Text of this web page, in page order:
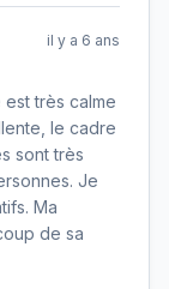
il y a 6 ans
très calme
le cadre
sont très
Je
Ma
de sa